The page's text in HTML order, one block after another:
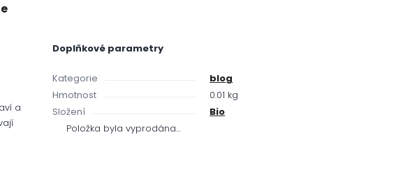
a
Doplňkové parametry
Kategorie
blog
Hmotnost
0.01 kg
Složení
Bio
Položka byla vyprodána…